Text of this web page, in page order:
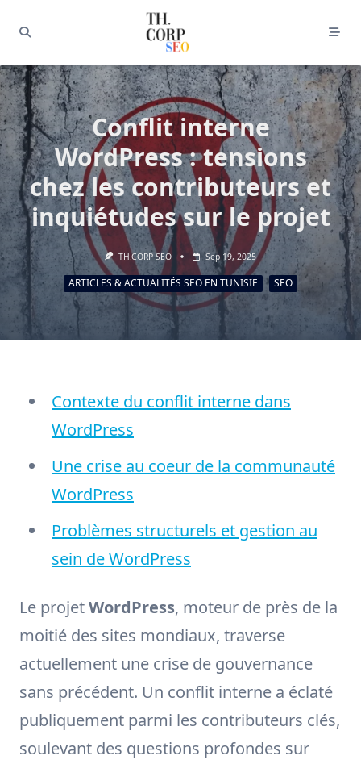
Conflit interne
WordPress : tensions
chez les contributeurs et
inquiétudes sur le projet
TH.CORP SEO Sep 19, 2025
ARTICLES & ACTUALITÉS SEO EN TUNISIE SEO
Contexte du conflit interne dans
WordPress
Une crise au coeur de la communauté
WordPress
Problèmes structurels et gestion au
sein de WordPress
Le projetWordPress, moteur de près de la
moitié des sites mondiaux, traverse
actuellement une crise de gouvernance
sans précédent. Un conflit interne a éclaté
publiquement parmi les contributeurs clés,
soulevant des questions profondes sur